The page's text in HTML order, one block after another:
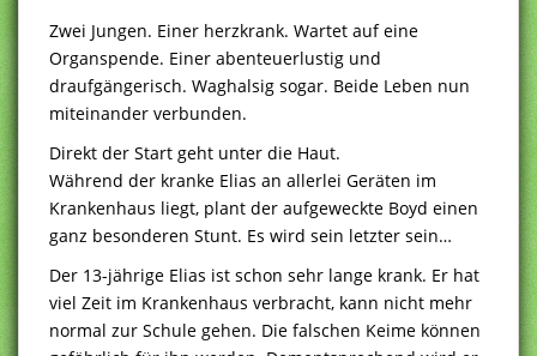
Zwei Jungen. Einer herzkrank. Wartet auf eine
Organspende. Einer abenteuerlustig und
draufgängerisch. Waghalsig sogar. Beide Leben nun
miteinander verbunden.
Direkt der Start geht unter die Haut.
Während der kranke Elias an allerlei Geräten im
Krankenhaus liegt, plant der aufgeweckte Boyd einen
ganz besonderen Stunt. Es wird sein letzter sein…
Der 13-jährige Elias ist schon sehr lange krank. Er hat
viel Zeit im Krankenhaus verbracht, kann nicht mehr
normal zur Schule gehen. Die falschen Keime können